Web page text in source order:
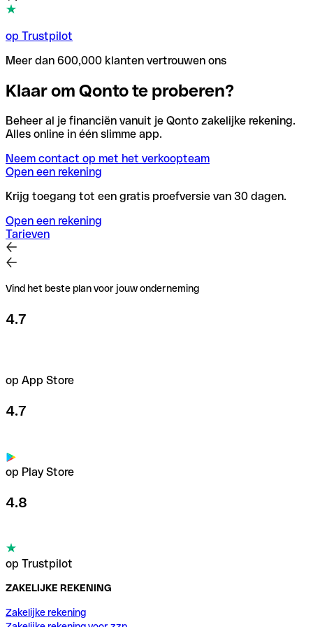
op Trustpilot
Meer dan 600,000 klanten vertrouwen ons
Klaar om Qonto te proberen?
Beheer al je financiën vanuit je Qonto zakelijke rekening.
Alles online in één slimme app.
Neem contact op met het verkoopteam
Open een rekening
Krijg toegang tot een gratis proefversie van 30 dagen.
Open een rekening
Tarieven
Vind het beste plan voor jouw onderneming
4.7
op App Store
4.7
op Play Store
4.8
op Trustpilot
ZAKELIJKE REKENING
Zakelijke rekening